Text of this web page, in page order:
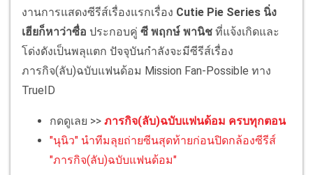
งานการแสดงซีรีส์เรื่องแรกเรื่อง Cutie Pie Series นิ่ง
เฮียก็หาว่าซื่อ ประกอบคู่ ซี พฤกษ์ พานิช ที่แจ้งเกิดและ
โด่งดังเป็นพลุแตก ปัจจุบันกำลังจะมีซีรีส์เรื่อง
ภารกิจ(ลับ)ฉบับแฟนด้อม Mission Fan-Possible ทาง
TrueID
กดดูเลย >> ภารกิจ(ลับ)ฉบับแฟนด้อม ครบทุกตอน
"นุนิว" นำทีมลุยถ่ายซีนสุดท้ายก่อนปิดกล้องซีรีส์
"ภารกิจ(ลับ)ฉบับแฟนด้อม"